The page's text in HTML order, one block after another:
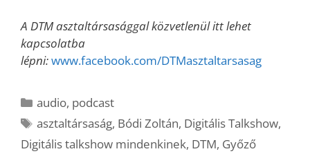
A DTM asztaltársasággal közvetlenül itt lehet
kapcsolatba
lépni:www.facebook.com/DTMasztaltarsasag
Kategória
audio, podcast
Címkék
asztaltársaság, Bódi Zoltán, Digitális Talkshow,
Digitális talkshow mindenkinek, DTM, Győző